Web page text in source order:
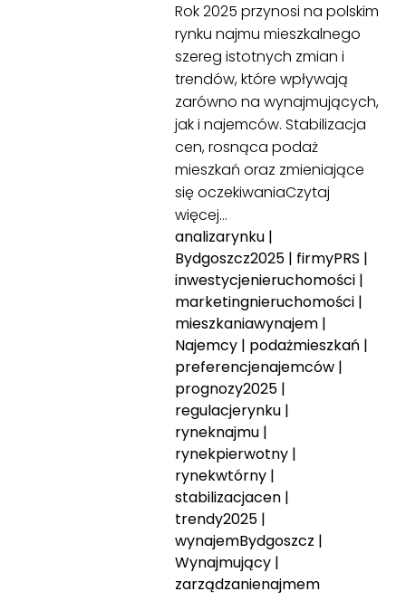
Rok 2025 przynosi na polskim
rynku najmu mieszkalnego
szereg istotnych zmian i
trendów, które wpływają
zarówno na wynajmujących,
jak i najemców. Stabilizacja
cen, rosnąca podaż
mieszkań oraz zmieniające
się oczekiwaniaCzytaj
więcej…
analizarynku |
Bydgoszcz2025 | firmyPRS |
inwestycjenieruchomości |
marketingnieruchomości |
mieszkaniawynajem |
Najemcy | podażmieszkań |
preferencjenajemców |
prognozy2025 |
regulacjerynku |
ryneknajmu |
rynekpierwotny |
rynekwtórny |
stabilizacjacen |
trendy2025 |
wynajemBydgoszcz |
Wynajmujący |
zarządzanienajmem